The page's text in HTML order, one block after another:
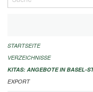
ALLGEMEINE
IMPRESSUM
STARTSEITE
VERZEICHNISSE
KITAS: ANGEBOTE IN BASEL-
EXPORT